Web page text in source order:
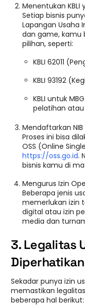
Menentukan KBLI
Setiap bisnis
Lapangan Usaha
dan game, kamu
pilihan, seperti:
KBLI 62011
KBLI 93192
KBLI untuk
pelatihan atau
Mendaftarkan
Proses ini bisa
OSS (Online
https://oss.go.id.
bisnis kamu di
Mengurus Izin
Beberapa jenis
memerlukan izin
digital atau izin
media dan
3. Legalitas
Diperhatikan
Sekadar punya izin
memastikan
beberapa hal berikut: